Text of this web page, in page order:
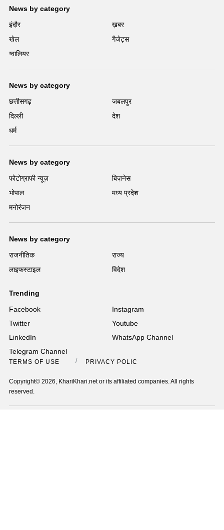
News by category
इंदौर
ख़बर
खेल
गैजेट्स
ग्वालियर
News by category
छत्तीसगढ़
जबलपुर
दिल्ली
देश
धर्म
News by category
फोटोग्राफी न्यूज़
बिज़नेस
भोपाल
मध्य प्रदेश
मनोरंजन
News by category
राजनीतिक
राज्य
लाइफस्टाइल
विदेश
Trending
Facebook
Instagram
Twitter
Youtube
LinkedIn
WhatsApp Channel
Telegram Channel
TERMS OF USE PRIVACY POLICY
Copyright© 2026, KhariKhari.net or its affiliated companies. All rights
reserved.